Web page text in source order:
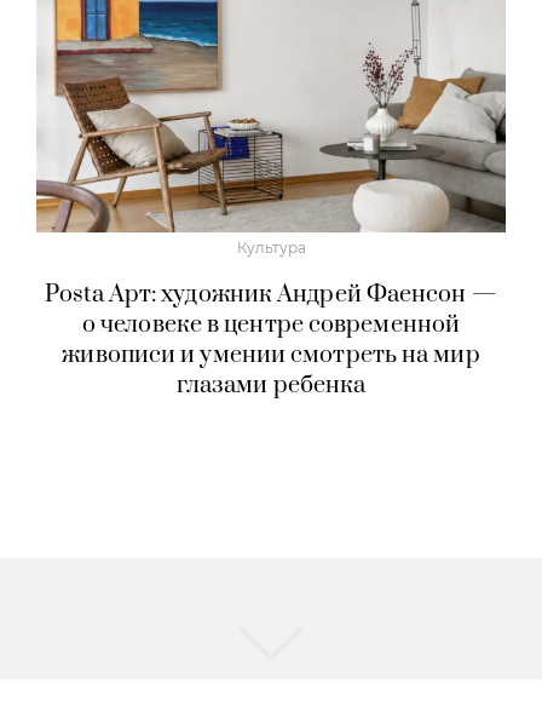
Культура
Киноночь с Андреем Перегудовым. Все
истории — о возвращении домой:
«Одиссея» Нолана — тридцатилетнее
приближение к одному сюжету